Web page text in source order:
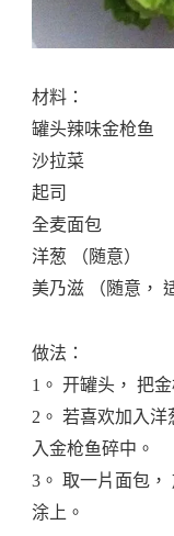
材料：
罐头辣味金枪鱼
沙拉菜
起司
全麦面包
洋葱 （随意）
美乃滋 （随意，
做法：
1。 开罐头， 把
2。 若喜欢加入
入金枪鱼碎中。
3。 取一片面包，
涂上。